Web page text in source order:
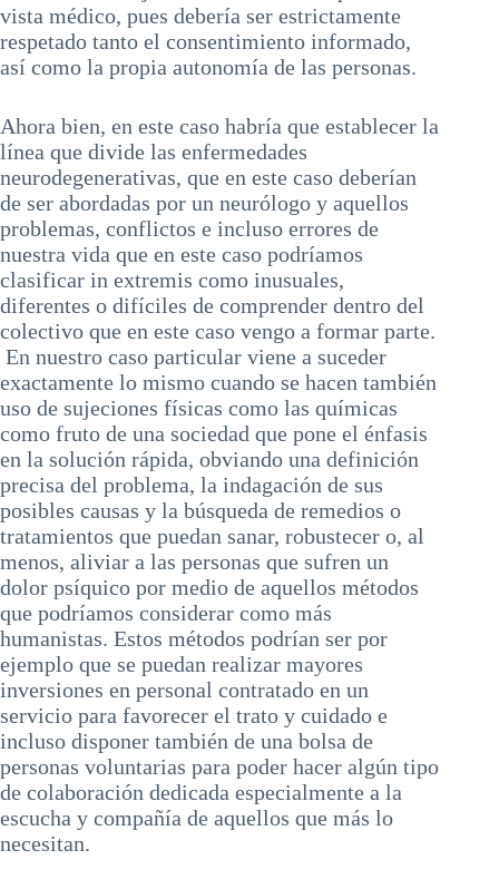
vista médico, pues debería ser estrictamente
respetado tanto el consentimiento informado,
así como la propia autonomía de las personas.
Ahora bien, en este caso habría que establecer la
línea que divide las enfermedades
neurodegenerativas, que en este caso deberían
de ser abordadas por un neurólogo y aquellos
problemas, conflictos e incluso errores de
nuestra vida que en este caso podríamos
clasificar in extremis como inusuales,
diferentes o difíciles de comprender dentro del
colectivo que en este caso vengo a formar parte.
En nuestro caso particular viene a suceder
exactamente lo mismo cuando se hacen también
uso de sujeciones físicas como las químicas
como fruto de una sociedad que pone el énfasis
en la solución rápida, obviando una definición
precisa del problema, la indagación de sus
posibles causas y la búsqueda de remedios o
tratamientos que puedan sanar, robustecer o, al
menos, aliviar a las personas que sufren un
dolor psíquico por medio de aquellos métodos
que podríamos considerar como más
humanistas. Estos métodos podrían ser por
ejemplo que se puedan realizar mayores
inversiones en personal contratado en un
servicio para favorecer el trato y cuidado e
incluso disponer también de una bolsa de
personas voluntarias para poder hacer algún tipo
de colaboración dedicada especialmente a la
escucha y compañía de aquellos que más lo
necesitan.